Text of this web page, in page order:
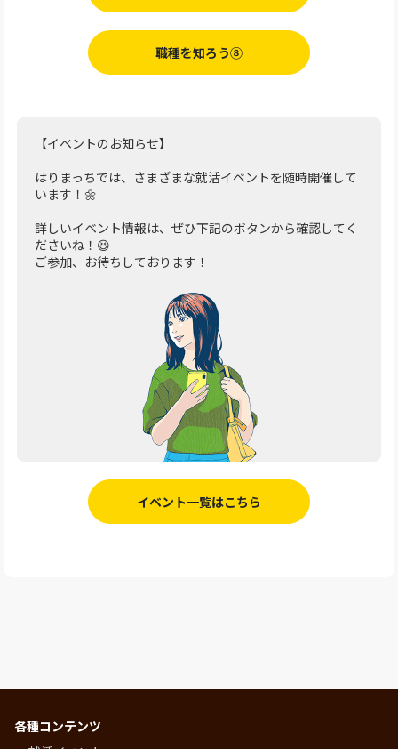
職種を知ろう⑧
【イベントのお知らせ】
はりまっちでは、さまざまな就活イベントを随時開催して
います！🌼
詳しいイベント情報は、ぜひ下記のボタンから確認してく
ださいね！😆
ご参加、お待ちしております！
イベント一覧はこちら
各種コンテンツ